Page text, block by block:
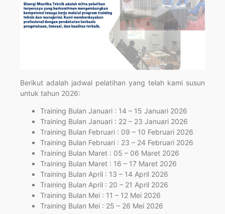
Berikut adalah jadwal pelatihan yang telah kami susun
untuk tahun 2026:
Training Bulan Januari : 14 – 15 Januari 2026
Training Bulan Januari : 22 – 23 Januari 2026
Training Bulan Februari : 09 – 10 Februari 2026
Training Bulan Februari : 23 – 24 Februari 2026
Training Bulan Maret : 05 – 06 Maret 2026
Training Bulan Maret : 16 – 17 Maret 2026
Training Bulan April : 13 – 14 April 2026
Training Bulan April : 20 – 21 April 2026
Training Bulan Mei : 11 – 12 Mei 2026
Training Bulan Mei : 25 – 26 Mei 2026